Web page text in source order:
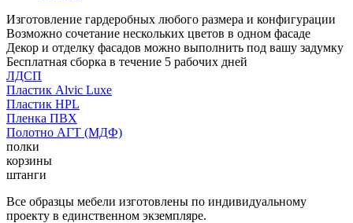
Изготовление гардеробных любого размера и конфигурации
Возможно сочетание нескольких цветов в одном фасаде
Декор и отделку фасадов можно выполнить под вашу задумку
Бесплатная сборка в течение 5 рабочих дней
ЛДСП
Пластик Alvic Luxe
Пластик HPL
Пленка ПВХ
Полотно АГТ (МДФ)
полки
корзины
штанги
Все образцы мебели изготовлены по индивидуальному
проекту в единственном экземпляре.